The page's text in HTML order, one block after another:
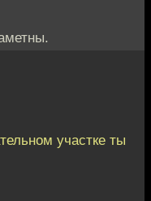
участке ты